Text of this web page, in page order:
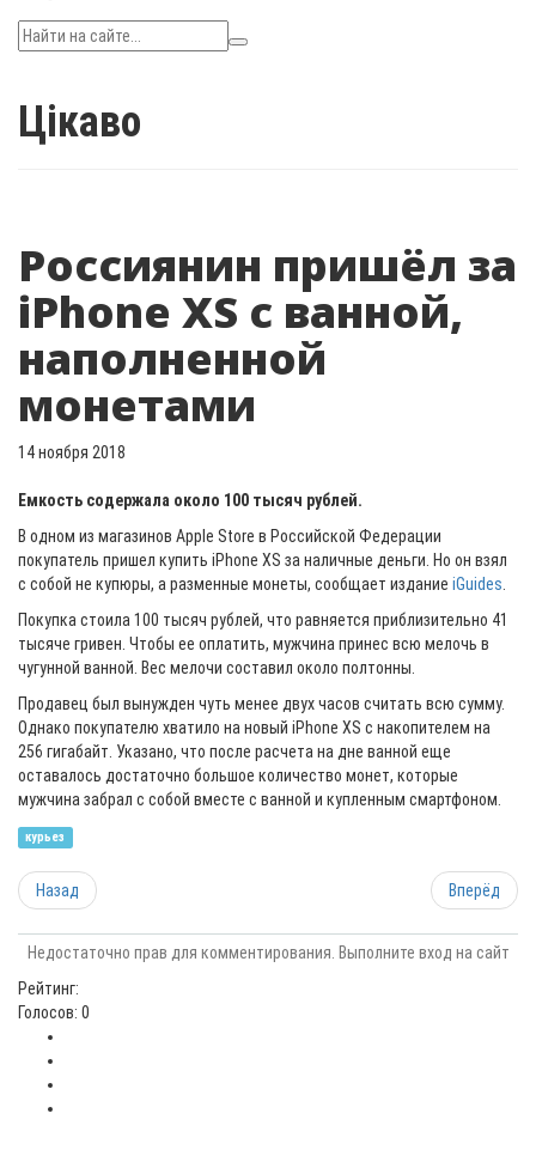
Цікаво
Россиянин пришёл за
iPhone XS с ванной,
наполненной
монетами
14 ноября 2018
Емкость содержала около 100 тысяч рублей.
В одном из магазинов Apple Store в Российской Федерации
покупатель пришел купить iPhone XS за наличные деньги. Но он взял
с собой не купюры, а разменные монеты, сообщает издание iGuides
Покупка стоила 100 тысяч рублей, что равняется приблизительно 41
тысяче гривен. Чтобы ее оплатить, мужчина принес всю мелочь в
чугунной ванной. Вес мелочи составил около полтонны.
Продавец был вынужден чуть менее двух часов считать всю сумму.
Однако покупателю хватило на новый iPhone XS с накопителем на
256 гигабайт. Указано, что после расчета на дне ванной еще
оставалось достаточно большое количество монет, которые
мужчина забрал с собой вместе с ванной и купленным смартфоном.
курьез
Назад Вперёд
Недостаточно прав для комментирования. Выполните вход на сайт
Рейтинг:
Голосов: 0